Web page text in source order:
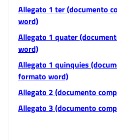
Allegato 1 ter (documento
word)
Allegato 1 quater
word)
Allegato 1 quinquies
formato word)
Allegato 2 (documento
Allegato 3 (documento